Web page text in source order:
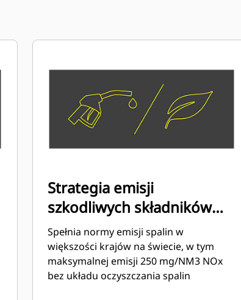
Strategia emisji
szkodliwych składników
spalin/zużycia paliwa
Spełnia normy emisji spalin w
większości krajów na świecie, w tym
maksymalnej emisji 250 mg/NM3 NOx
bez układu oczyszczania spalin